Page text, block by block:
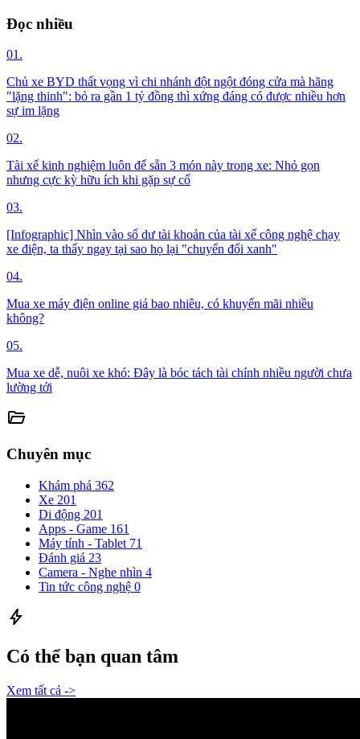
Đọc nhiều
01.
Chủ xe BYD thất vọng vì chi nhánh đột ngột đóng cửa mà hãng
"lặng thinh": bỏ ra gần 1 tỷ đồng thì xứng đáng có được nhiều hơn
sự im lặng
02.
Tài xế kinh nghiệm luôn để sẵn 3 món này trong xe: Nhỏ gọn
nhưng cực kỳ hữu ích khi gặp sự cố
03.
[Infographic] Nhìn vào số dư tài khoản của tài xế công nghệ chạy
xe điện, ta thấy ngay tại sao họ lại "chuyển đổi xanh"
04.
Mua xe máy điện online giá bao nhiêu, có khuyến mãi nhiều
không?
05.
Mua xe dễ, nuôi xe khó: Đây là bóc tách tài chính nhiều người chưa
lường tới
folder_open
Chuyên mục
Khám phá 362
Xe 201
Di động 201
Apps - Game 161
Máy tính - Tablet 71
Đánh giá 23
Camera - Nghe nhìn 4
Tin tức công nghệ 0
bolt
Có thể bạn quan tâm
Xem tất cả ->